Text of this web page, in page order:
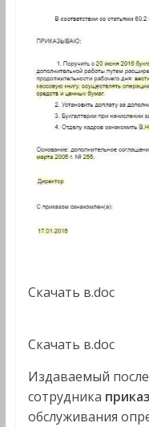
Скачать в.doc
Скачать в.doc
Издаваемый
сотрудника приказ
обслуживания